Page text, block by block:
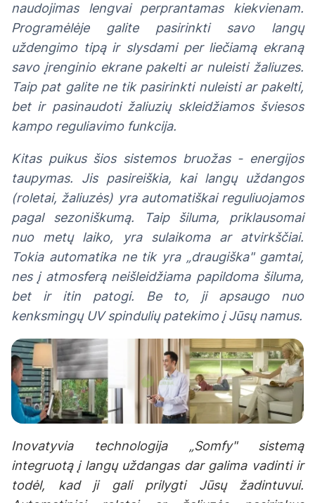
naudojimas lengvai perprantamas kiekvienam.
Programėlėje galite pasirinkti savo langų
uždengimo tipą ir slysdami per liečiamą ekraną
savo įrenginio ekrane pakelti ar nuleisti žaliuzes.
Taip pat galite ne tik pasirinkti nuleisti ar pakelti,
bet ir pasinaudoti žaliuzių skleidžiamos šviesos
kampo reguliavimo funkcija.
Kitas puikus šios sistemos bruožas - energijos
taupymas. Jis pasireiškia, kai langų uždangos
(roletai, žaliuzės) yra automatiškai reguliuojamos
pagal sezoniškumą. Taip šiluma, priklausomai
nuo metų laiko, yra sulaikoma ar atvirkščiai.
Tokia automatika ne tik yra „draugiška" gamtai,
nes į atmosferą neišleidžiama papildoma šiluma,
bet ir itin patogi. Be to, ji apsaugo nuo
kenksmingų UV spindulių patekimo į Jūsų namus.
Inovatyvia technologija „Somfy" sistemą
integruotą į langų uždangas dar galima vadinti ir
todėl, kad ji gali prilygti Jūsų žadintuvui.